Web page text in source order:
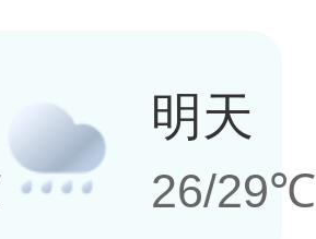
明天
26/29℃